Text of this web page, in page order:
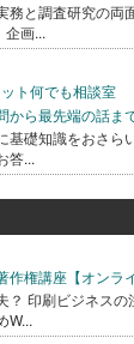
務と調査研究の両
画...
ト何でも相談室
から最先端の話ま
基礎知識をおさら
答...
権講座【オンラ
？ 印刷ビジネス
W...